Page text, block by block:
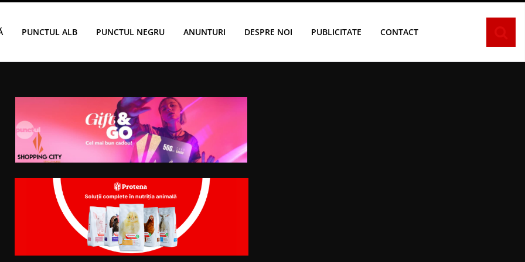
PUNCTUL ALB PUNCTUL NEGRU ANUNTURI DESPRE NOI PUBLICITATE CONTACT